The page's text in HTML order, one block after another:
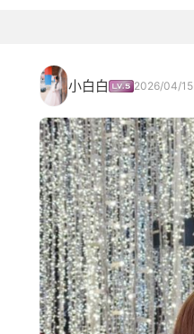
小白白 2026/04/15